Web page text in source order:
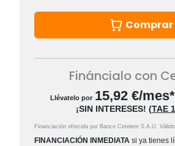
Comprar
Fináncialo con
Llévatelo por 15,92 €/mes*
¡SIN INTERESES! (TAE
Financiación ofrecida por Banco Cetelem S.A.U.
FINANCIACIÓN INMEDIATA si ya tienes